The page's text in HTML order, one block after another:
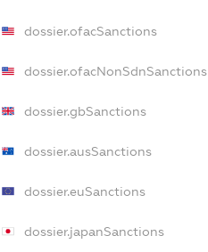
dossier.ofacSanctions
dossier.ofacNonSdnSanctions
dossier.gbSanctions
dossier.ausSanctions
dossier.euSanctions
dossier.japanSanctions